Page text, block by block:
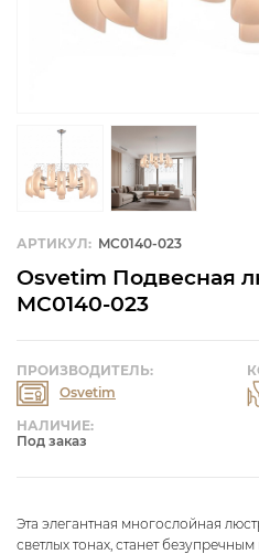
АРТИКУЛ: MC0140-023
Osvetim Подвесная
MC0140-023
НАЛИЧИЕ:
Под заказ
ПРОИЗВОДИТЕЛЬ:
Osvetim
Эта элегантная многослойная
светлых тонах, станет